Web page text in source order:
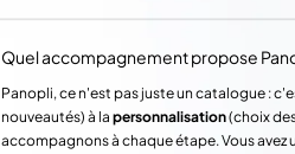
Quel accompagnement propose
Panopli, ce n'est pas juste un catalogue :
nouveautés) à la personnalisation(choix
accompagnons à chaque étape. Vous